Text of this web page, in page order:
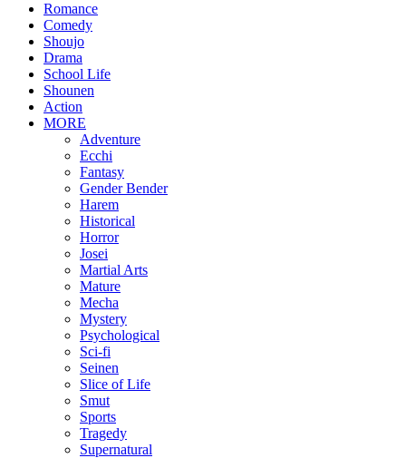
Romance
Comedy
Shoujo
Drama
School Life
Shounen
Action
MORE
Adventure
Ecchi
Fantasy
Gender Bender
Harem
Historical
Horror
Josei
Martial Arts
Mature
Mecha
Mystery
Psychological
Sci-fi
Seinen
Slice of Life
Smut
Sports
Tragedy
Supernatural